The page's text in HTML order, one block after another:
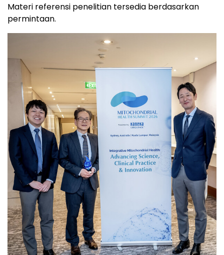
Materi referensi penelitian tersedia berdasarkan
permintaan.